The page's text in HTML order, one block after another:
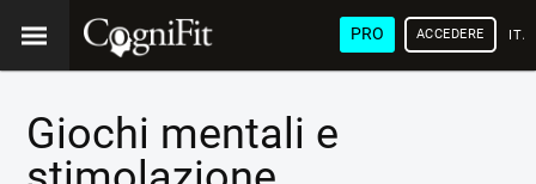
PRO ACCEDERE
Giochi mentali e